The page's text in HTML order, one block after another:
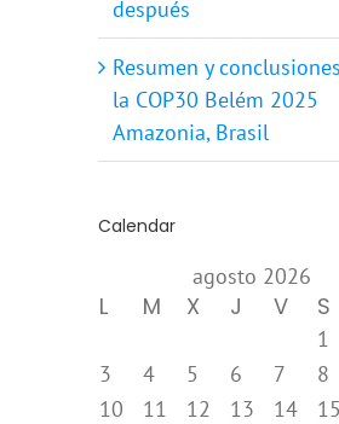
después
Resumen y
la COP30 Belém 2025
Amazonia, Brasil
Calendar
agosto 2026
L M X J V S
1
3
4 5 6 7 8
10
11 12 13 14 15